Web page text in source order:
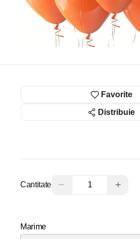
Favorite
Distribuie
Cantitate − +
Marime